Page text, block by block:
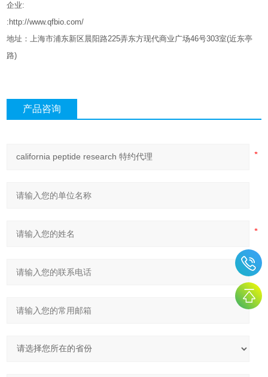
企业:
:http://www.qfbio.com/
地址：上海市浦东新区晨阳路225弄东方现代商业广场46号303室(近东亭
路)
产品咨询